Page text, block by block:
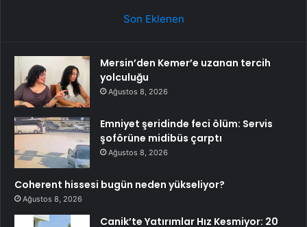
Son Eklenen
Mersin’den Kemer’e uzanan tercih
yolculuğu
Ağustos 8, 2026
Emniyet şeridinde feci ölüm: Servis
şoförüne midibüs çarptı
Ağustos 8, 2026
Coherent hissesi bugün neden yükseliyor?
Ağustos 8, 2026
Canik’te Yatırımlar Hız Kesmiyor: 20